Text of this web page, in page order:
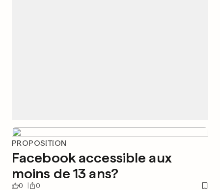
PROPOSITION
Facebook accessible aux
moins de 13 ans?
0 0